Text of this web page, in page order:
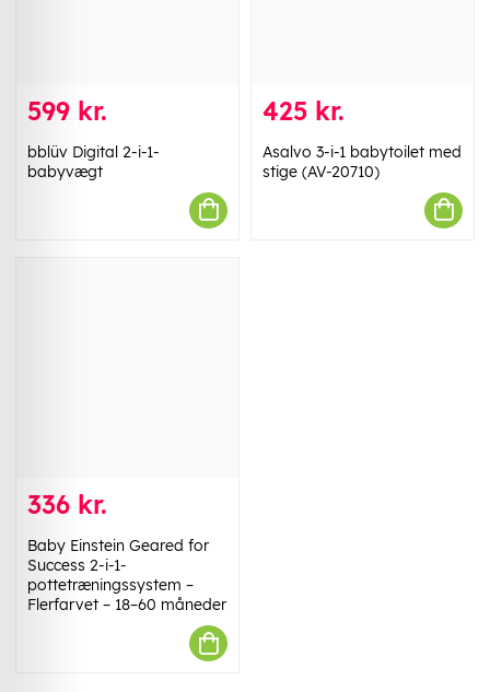
599 kr.
bblüv Digital 2-i-1-
babyvægt
425 kr.
Asalvo 3-i-1 babytoilet med
stige (AV-20710)
336 kr.
Baby Einstein Geared for
Success 2-i-1-
pottetræningssystem –
Flerfarvet – 18–60 måneder